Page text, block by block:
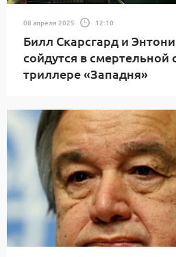
08 апреля 2025 12:10
Билл Скарсгард и
сойдутся в смертельной
триллере «Западня»